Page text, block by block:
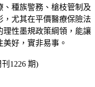
、種族警務、槍枝管制及
尤其在平價醫療保險法
理性墨規政策綱領，能讓
好，實非易事。
1226 期)